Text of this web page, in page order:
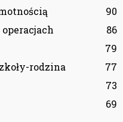
90
86
79
rodzina
77
73
69